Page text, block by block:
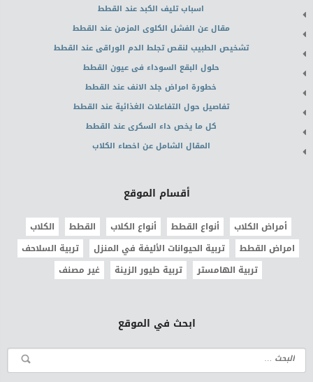
اسباب تليف الكبد عند القطط
مقال عن الفشل الكلوى المزمن عند القطط
تشخيص الطبيب لنقص تجلط الدم الوراقى عند القطط
حلول البقع السوداء فى عيون القطط
خطورة امراض جلد الانف عند القطط
تفاصيل حول التفاعلات الغذائية عند القطط
كل ما يخص داء السكرى عند القطط
المقال الشامل عن اخصاء الكلاب
أقسام الموقع
أمراض الكلاب أنواع القطط أنواع الكلاب القطط
الكلاب
امراض القطط
تربية الحيوانات الأليفة في المنزل
تربية السلاحف
تربية الهامستر
تربية طيور الزينة غير مصنف
ابحث في الموقع